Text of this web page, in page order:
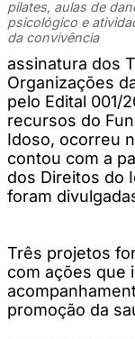
pilates, aulas de
psicológico e
da convivência
assinatura dos
Organizações
pelo Edital 001/
recursos do
Idoso, ocorreu
contou com a
dos Direitos do
foram
Três projetos
com ações que
promoção da